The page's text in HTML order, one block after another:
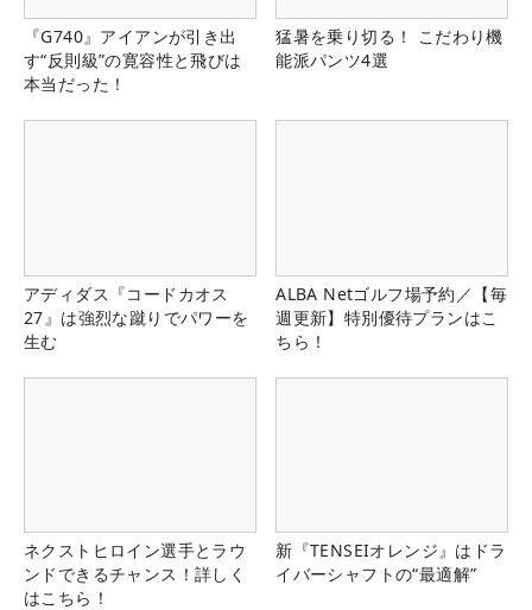
『G740』アイアンが引き出
す“反則級”の寛容性と飛びは
本当だった！
猛暑を乗り切る！ こだわり機
能派パンツ4選
アディダス『コードカオス
27』は強烈な蹴りでパワーを
生む
ALBA Netゴルフ場予約／【毎
週更新】特別優待プランはこ
ちら！
ネクストヒロイン選手とラウ
ンドできるチャンス！詳しく
はこちら！
新『TENSEIオレンジ』はドラ
イバーシャフトの“最適解”